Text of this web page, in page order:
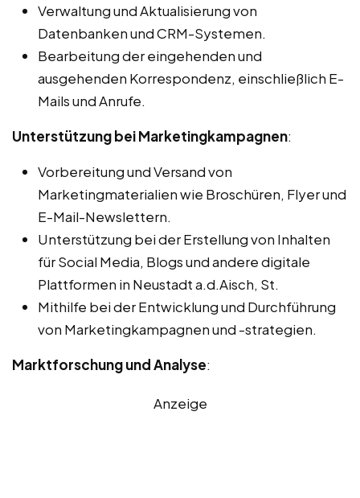
Verwaltung und Aktualisierung von
Datenbanken und CRM-Systemen.
Bearbeitung der eingehenden und
ausgehenden Korrespondenz, einschließlich E-
Mails und Anrufe.
Unterstützung bei Marketingkampagnen:
Vorbereitung und Versand von
Marketingmaterialien wie Broschüren, Flyer und
E-Mail-Newslettern.
Unterstützung bei der Erstellung von Inhalten
für Social Media, Blogs und andere digitale
Plattformen in Neustadt a.d.Aisch, St.
Mithilfe bei der Entwicklung und Durchführung
von Marketingkampagnen und -strategien.
Marktforschung und Analyse:
Anzeige